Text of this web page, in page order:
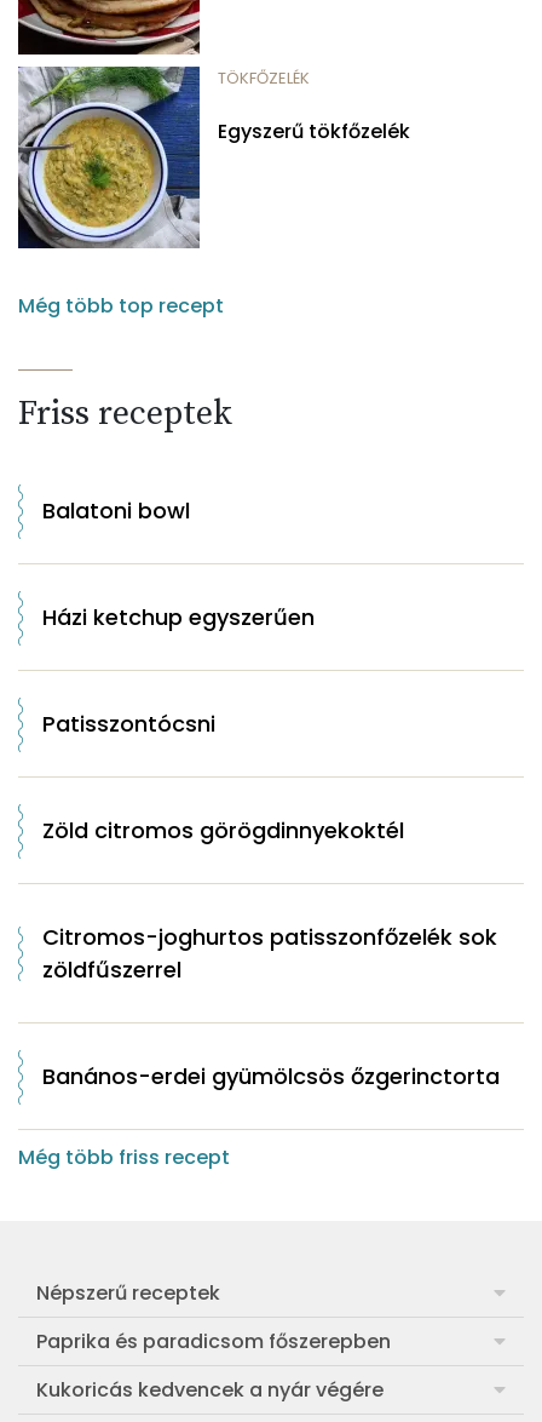
TÖKFŐZELÉK
Egyszerű tökfőzelék
Még több top recept
Friss receptek
Balatoni bowl
Házi ketchup egyszerűen
Patisszontócsni
Zöld citromos görögdinnyekoktél
Citromos-joghurtos patisszonfőzelék sok
zöldfűszerrel
Banános-erdei gyümölcsös őzgerinctorta
Még több friss recept
Népszerű receptek
Frankfurti leves
Egyszerű muffin
Paprika és paradicsom főszerepben
Pan con Tomate
Kukoricás kedvencek a nyár végére